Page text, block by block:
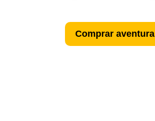
Comprar aventura